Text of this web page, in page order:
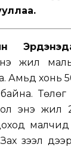
жил
Амьд хонь
энэ жил
зээл